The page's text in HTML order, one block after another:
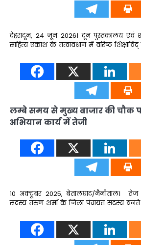
देहरादून, 24 जून 2026। दून पुस्तकालय एवं
साहित्य एकांश के तत्वावधान में वरिष्ठ
लम्बे समय से मुख्य बाजार की चौक
अभियान कार्य में तेजी
10 अक्टूबर 2025, बेतालघाट/नैनीताल। तेज
सदस्य तरुण शर्मा के जिला पंचायत सदस्य बनते